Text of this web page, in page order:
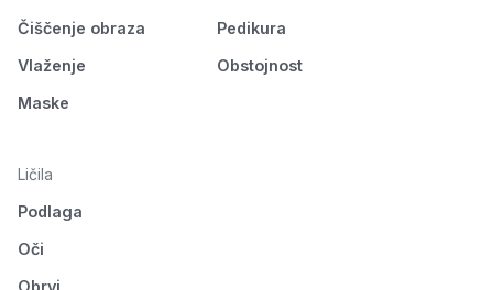
Čiščenje obraza
Vlaženje
Maske
Pedikura
Obstojnost
Ličila
Podlaga
Oči
Obrvi